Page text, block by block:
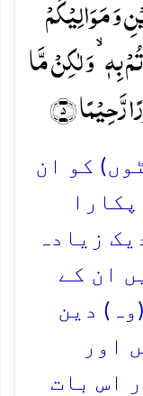
وَ مَوَالِیۡکُمۡ
بِہٖ ۙ وَ لٰکِنۡ مَّا
﴿۵﴾
کو ان
زیادہ
ان کے
دین
اور
اس بات